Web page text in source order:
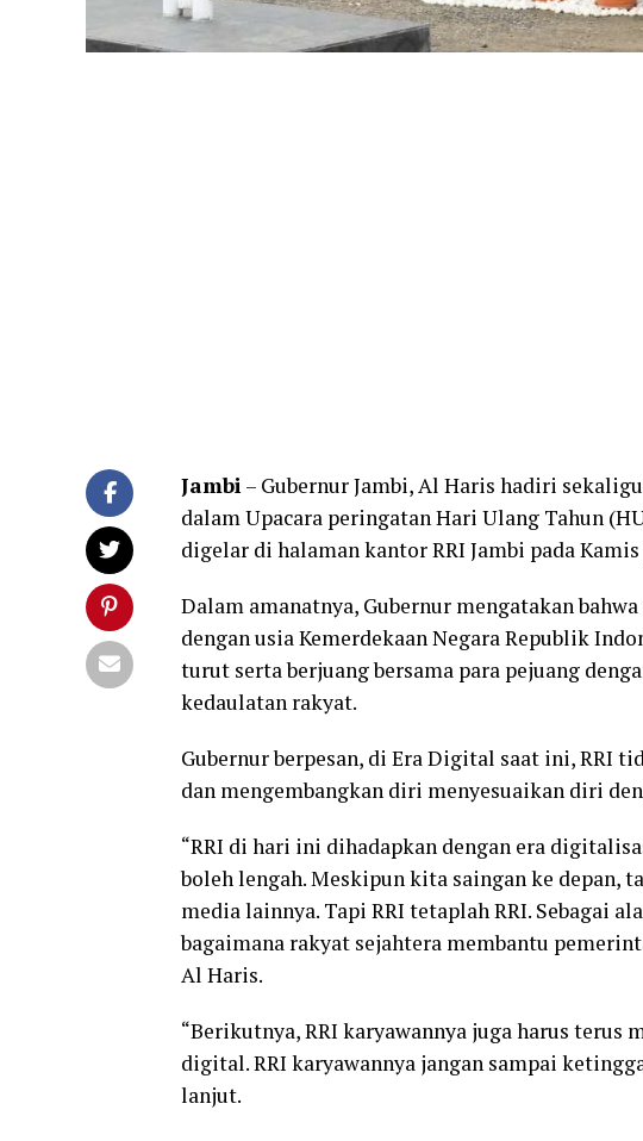
Jambi– Gubernur Jambi, Al Haris hadiri
dalam Upacara peringatan Hari Ulang Tahun
digelar di halaman kantor RRI Jambi pada Kamis
Dalam amanatnya, Gubernur mengatakan
dengan usia Kemerdekaan Negara Republik
turut serta berjuang bersama para pejuang
kedaulatan rakyat.
Gubernur berpesan, di Era Digital saat ini, RRI
dan mengembangkan diri menyesuaikan diri
“RRI di hari ini dihadapkan dengan era
boleh lengah. Meskipun kita saingan ke depan,
media lainnya. Tapi RRI tetaplah RRI. Sebagai
bagaimana rakyat sejahtera membantu
Al Haris.
“Berikutnya, RRI karyawannya juga harus
digital. RRI karyawannya jangan sampai
lanjut.